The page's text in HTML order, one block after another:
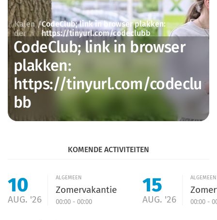
Kalen
der
/CodeClub; link in browser plakken:
https://tinyurl.com/codeclubb
CodeClub; link in browser
plakken:
https://tinyurl.com/codeclu
bb
KOMENDE ACTIVITEITEN
10
AUG. '26
ALGEMEEN
Zomervakantie
00:00 - 00:00
15
AUG. '26
ALGEMEEN
00:00 -